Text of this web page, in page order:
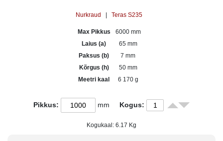
Nurkraud Teras S235
Max Pikkus
6000 mm
Laius (a)
65 mm
Paksus (b)
7 mm
Kõrgus (h)
50 mm
Meetri kaal
6 170 g
Pikkus: mm Kogus:
Kogukaal: 6.17 Kg